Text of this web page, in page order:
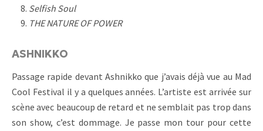
Selfish Soul
THE NATURE OF POWER
ASHNIKKO
Passage rapide devant Ashnikko que j’avais déjà vue au Mad
Cool Festival il y a quelques années. L’artiste est arrivée sur
scène avec beaucoup de retard et ne semblait pas trop dans
son show, c’est dommage. Je passe mon tour pour cette